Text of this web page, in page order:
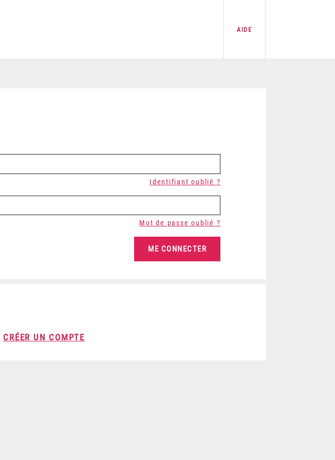
AIDE
Identifiant oublié ?
Mot de passe oublié ?
CRÉER UN COMPTE